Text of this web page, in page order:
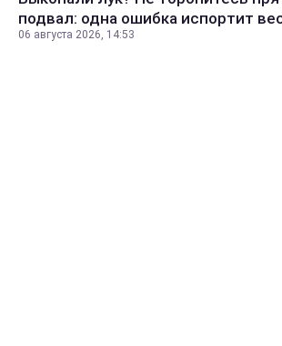
подвал: одна ошибка испортит
06 августа 2026, 14:53